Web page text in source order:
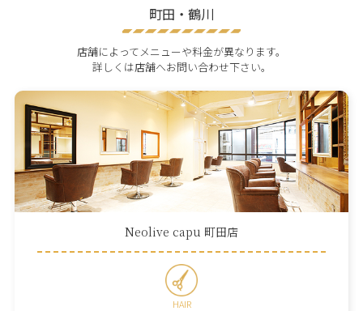
町田・鶴川
店舗によってメニューや料金が異なります。
詳しくは店舗へお問い合わせ下さい。
Neolive capu 町田店
HAIR